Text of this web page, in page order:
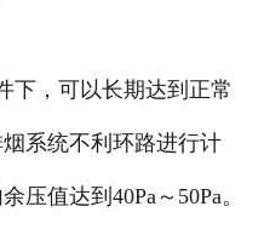
，可以长期达到正常
系统不利环路进行计
压值达到40Pa～50Pa。